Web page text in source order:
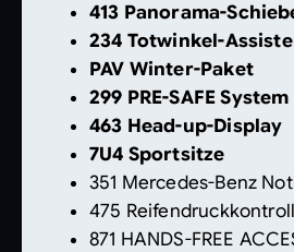
413 Panorama-
234 Totwinkel-
PAV Winter-Paket
299 PRE-SAFE System
463 Head-up-Display
7U4 Sportsitze
351 Mercedes-Benz
475
871 HANDS-FREE